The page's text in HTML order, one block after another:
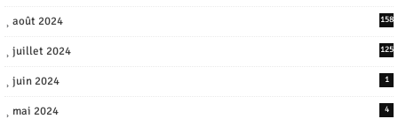
août 2024 158
juillet 2024 125
juin 2024 1
mai 2024 4